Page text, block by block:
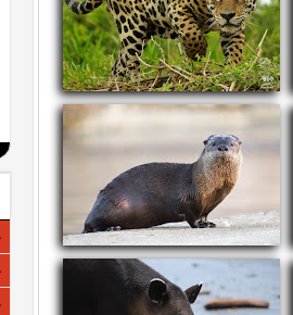
معلومات عن الجاغوار - النمر الأمريكي
معلومات عن قضاعة الأنهار الشمالية